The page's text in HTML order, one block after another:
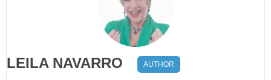
LEILA NAVARRO AUTHOR